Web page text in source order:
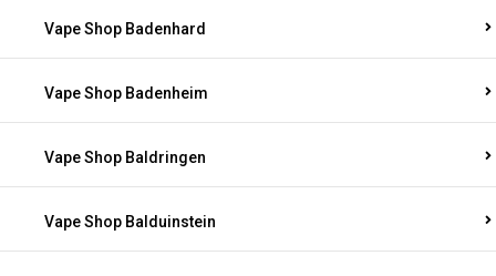
Vape Shop Badenhard
Vape Shop Badenheim
Vape Shop Baldringen
Vape Shop Balduinstein